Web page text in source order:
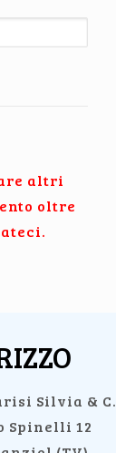
altri
oltre
Silvia & C.
Spinelli 12